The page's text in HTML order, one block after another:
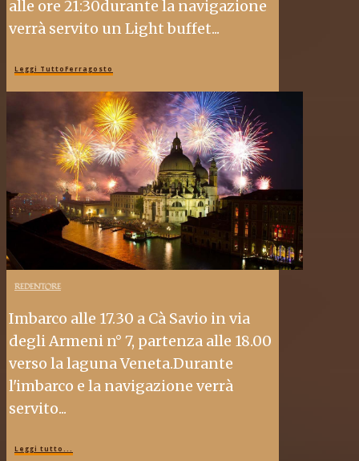
alle ore 21:30durante la navigazione
verrà servito un Light buffet...
Leggi TuttoFerragosto
REDENTORE
Imbarco alle 17.30 a Cà Savio in via
degli Armeni n° 7, partenza alle 18.00
verso la laguna Veneta.Durante
l'imbarco e la navigazione verrà
servito...
Leggi tutto...